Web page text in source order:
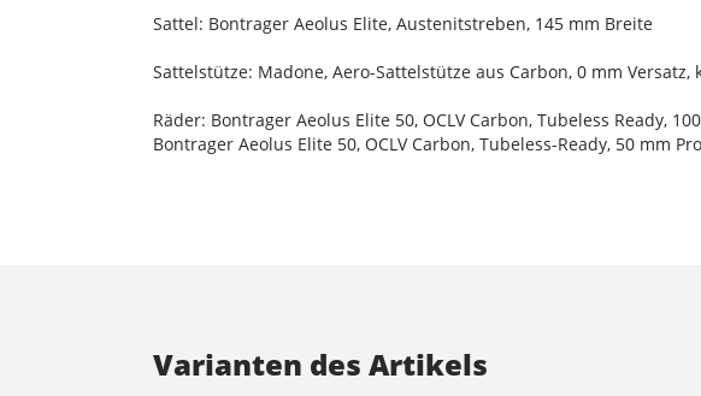
Sattel: Bontrager Aeolus Elite, Austenitstreben, 145 mm Breite
Sattelstütze: Madone, Aero-Sattelstütze aus Carbon, 0 mm Versatz,
Räder: Bontrager Aeolus Elite 50, OCLV Carbon, Tubeless Ready,
Bontrager Aeolus Elite 50, OCLV Carbon, Tubeless-Ready, 50 mm
Varianten des Artikels